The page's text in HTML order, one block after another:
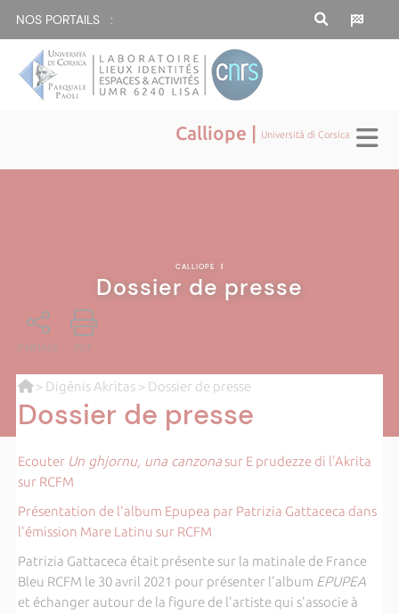
NOS PORTAILS :
Calliope | Università di Corsica
CALLIOPE |
Dossier de presse
PARTAGE PDF
> Digénis Akritas> Dossier de presse
Dossier de presse
Ecouter Un ghjornu, una canzonasur E prudezze di l'Akrita
sur RCFM
Présentation de l'album Epupea par Patrizia Gattaceca dans
l'émission Mare Latinu sur RCFM
Patrizia Gattaceca était présente sur la matinale de France
Bleu RCFM le 30 avril 2021 pour présenter l'album EPUPEA
et échanger autour de la figure de l'artiste qui s'associe à